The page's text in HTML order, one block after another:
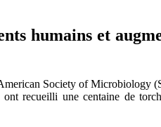
humains et
Society of
recueilli une centaine de